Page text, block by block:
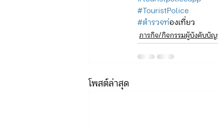
#TouristPolice
#ตำรวจท่องเที่ยว
ภารกิจ/กิจกรรมผู้บังคับบัญ
โพสต์ล่าสุด